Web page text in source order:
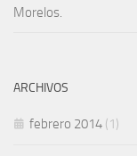
Morelos.
ARCHIVOS
febrero 2014 (1)